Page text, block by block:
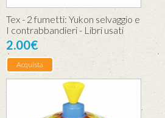
Tex - 2 fumetti: Yukon selvaggio e
I contrabbandieri - Libri usati
2.00€
Acquista